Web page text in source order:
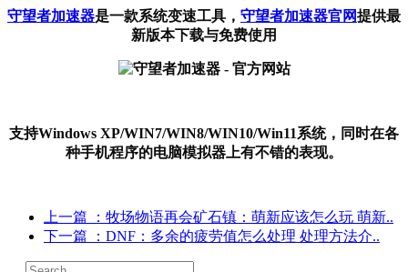
守望者加速器是一款系统变速工具 ， 守望者加速器官网提供最
新版本下载与免费使用
支持Windows XP/WIN7/WIN8/WIN10/Win11系统，同时在各
种手机程序的电脑模拟器上有不错的表现。
上一篇
：牧场物语再会矿石镇：萌新应该怎么玩 萌新..
下一篇
：DNF：多余的疲劳值怎么处理 处理方法介..